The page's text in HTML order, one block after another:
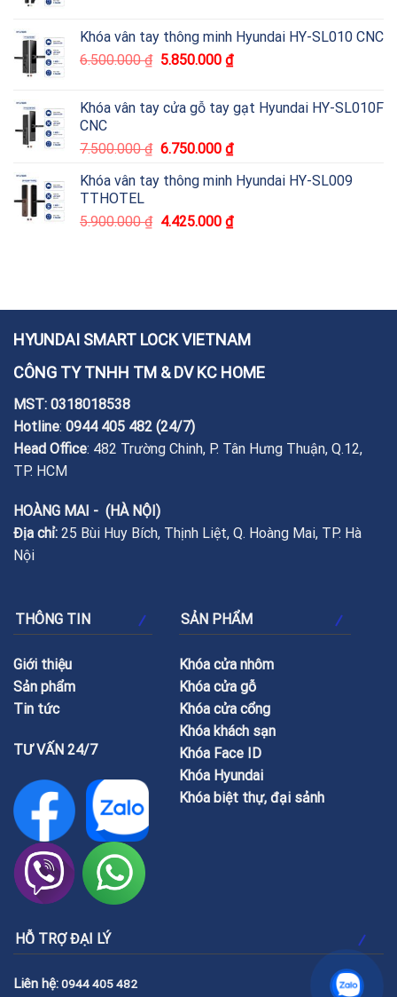
Khóa vân tay thông minh Hyundai HY-SL010 CNC
6.500.000₫ 5.850.000 ₫
Khóa vân tay cửa gỗ tay gạt Hyundai HY-SL010F
CNC
7.500.000₫ 6.750.000 ₫
Khóa vân tay thông minh Hyundai HY-SL009
TTHOTEL
5.900.000₫ 4.425.000 ₫
HYUNDAI SMART LOCK VIETNAM
CÔNG TY TNHH TM & DV KC HOME
MST: 0318018538
Hotline: 0944 405 482 (24/7)
Head Office: 482 Trường Chinh, P. Tân Hưng Thuận, Q.12,
TP. HCM
HOÀNG MAI - (HÀ NỘI)
Địa chỉ: 25 Bùi Huy Bích, Thịnh Liệt, Q. Hoàng Mai, TP. Hà
Nội
THÔNG TIN
Giới thiệu
Sản phẩm
Tin tức
TƯ VẤN 24/7
SẢN PHẨM
Khóa cửa nhôm
Khóa cửa gỗ
Khóa cửa cổng
Khóa khách sạn
Khóa Face ID
Khóa Hyundai
Khóa biệt thự, đại sảnh
HỖ TRỢ ĐẠI LÝ
Liên hệ:0944 405 482